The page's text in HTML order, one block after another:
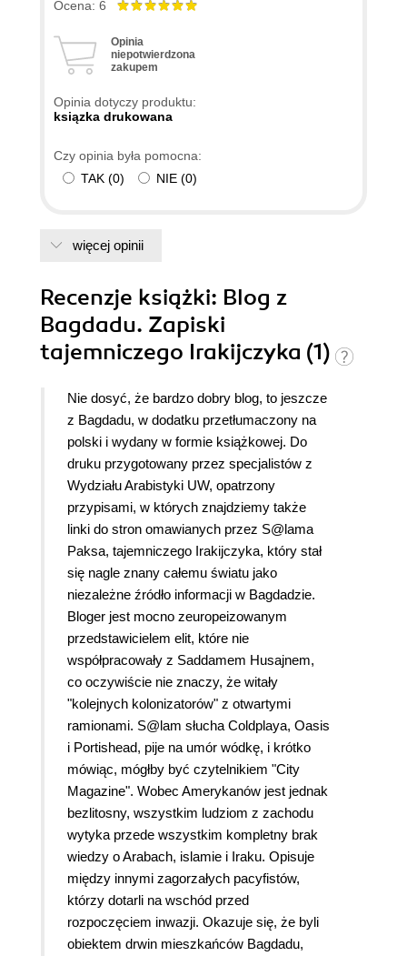
Ocena: 6
Opinia
niepotwierdzona
zakupem
Opinia dotyczy produktu:
ksiązka drukowana
Czy opinia była pomocna:
TAK (0) NIE (0)
więcej opinii
Recenzje książki: Blog z
Bagdadu. Zapiski
tajemniczego Irakijczyka (1)
Nie dosyć, że bardzo dobry blog, to jeszcze
z Bagdadu, w dodatku przetłumaczony na
polski i wydany w formie książkowej. Do
druku przygotowany przez specjalistów z
Wydziału Arabistyki UW, opatrzony
przypisami, w których znajdziemy także
linki do stron omawianych przez S@lama
Paksa, tajemniczego Irakijczyka, który stał
się nagle znany całemu światu jako
niezależne źródło informacji w Bagdadzie.
Bloger jest mocno zeuropeizowanym
przedstawicielem elit, które nie
współpracowały z Saddamem Husajnem,
co oczywiście nie znaczy, że witały
"kolejnych kolonizatorów" z otwartymi
ramionami. S@lam słucha Coldplaya, Oasis
i Portishead, pije na umór wódkę, i krótko
mówiąc, mógłby być czytelnikiem "City
Magazine". Wobec Amerykanów jest jednak
bezlitosny, wszystkim ludziom z zachodu
wytyka przede wszystkim kompletny brak
wiedzy o Arabach, islamie i Iraku. Opisuje
między innymi zagorzałych pacyfistów,
którzy dotarli na wschód przed
rozpoczęciem inwazji. Okazuje się, że byli
obiektem drwin mieszkańców Bagdadu,